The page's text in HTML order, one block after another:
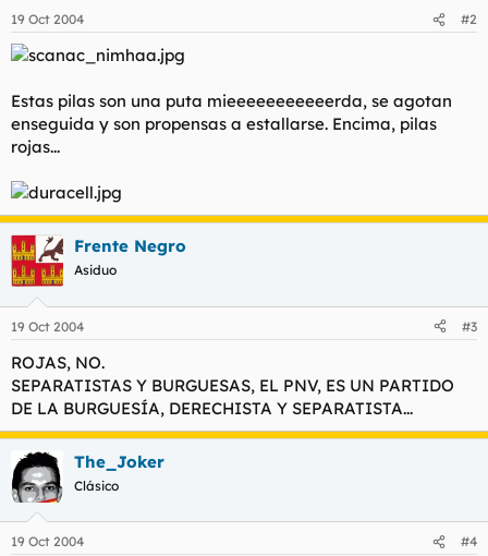
19 Oct 2004 #2
Estas pilas son una puta mieeeeeeeeeeerda, se agotan
enseguida y son propensas a estallarse. Encima, pilas
rojas...
Frente Negro
Asiduo
19 Oct 2004 #3
ROJAS, NO.
SEPARATISTAS Y BURGUESAS, EL PNV, ES UN PARTIDO
DE LA BURGUESÍA, DERECHISTA Y SEPARATISTA...
The_Joker
Clásico
19 Oct 2004 #4